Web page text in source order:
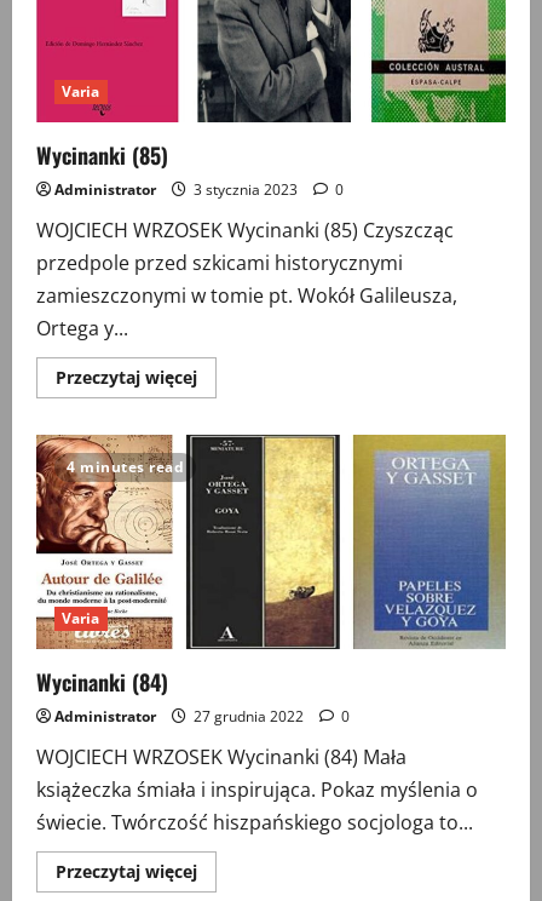
Varia
Wycinanki (85)
Administrator 3 stycznia 2023 0
WOJCIECH WRZOSEK Wycinanki (85) Czyszcząc
przedpole przed szkicami historycznymi
zamieszczonymi w tomie pt. Wokół Galileusza,
Ortega y...
Przeczytaj więcejPrzeczytaj
więcej
(85)
4 minutes read
Varia
Wycinanki (84)
Administrator 27 grudnia 2022 0
WOJCIECH WRZOSEK Wycinanki (84) Mała
książeczka śmiała i inspirująca. Pokaz myślenia o
świecie. Twórczość hiszpańskiego socjologa to...
Przeczytaj więcejPrzeczytaj
więcej